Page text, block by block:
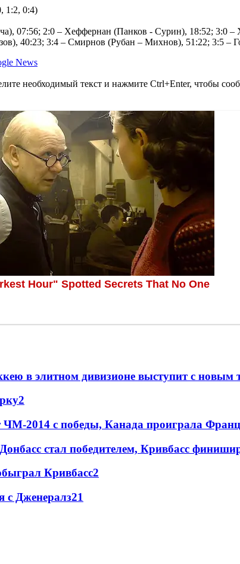
1:2, 0:4)
07:56; 2:0 – Хеффернан (Панков - Сурин), 18:52; 3:0
40:23; 3:4 – Смирнов (Рубан – Михнов), 51:22; 3:5 –
News
необходимый текст и нажмите Ctrl+Enter, чтобы
в элитном дивизионе выступит с новым
2
ЧМ-2014 с победы, Канада проиграла
стал победителем, Кривбасс
Кривбасс2
с Дженералз21